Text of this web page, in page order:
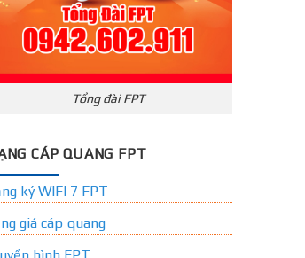
Tổng đài FPT
CÁP QUANG FPT
ký WIFI 7 FPT
giá cáp quang
hình FPT